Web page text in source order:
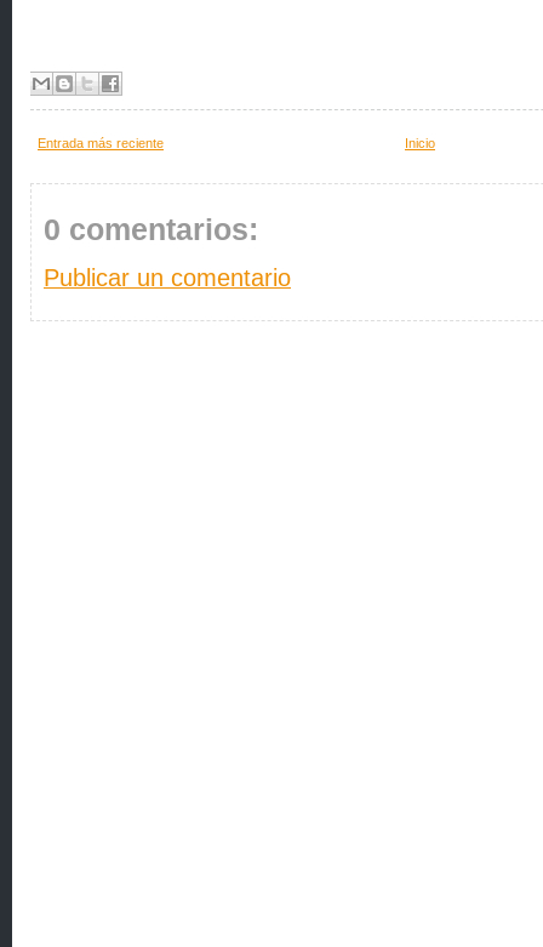
Entrada más reciente Inicio
0 comentarios:
Publicar un comentario